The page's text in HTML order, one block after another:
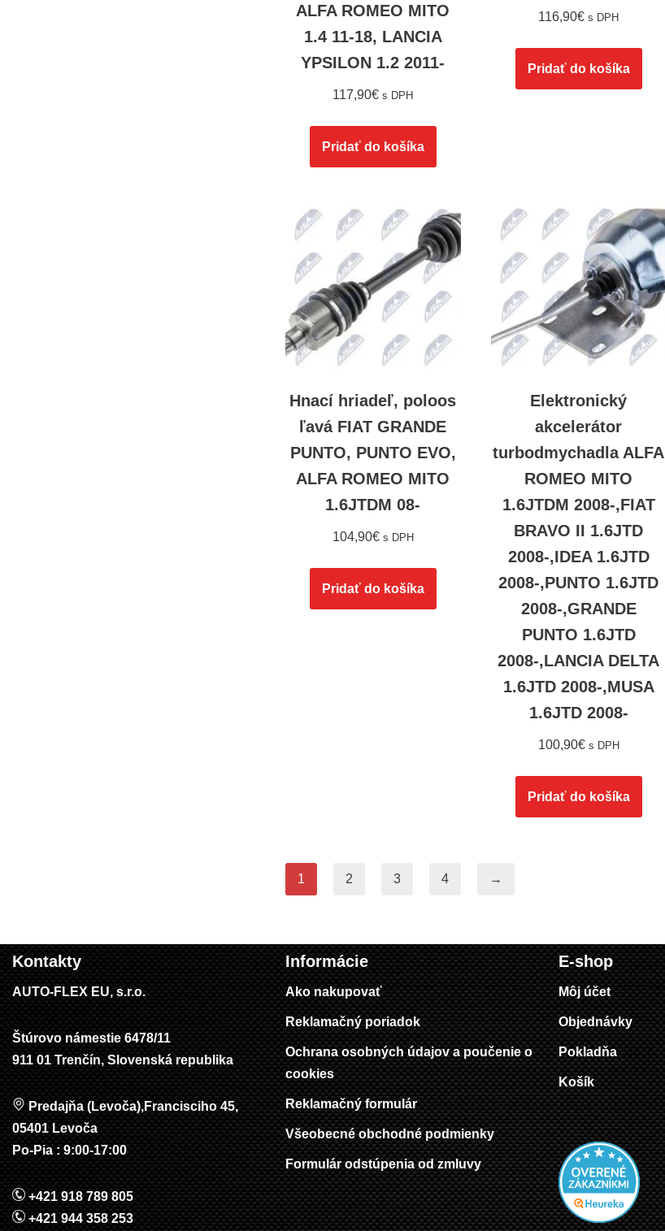
ALFA ROMEO MITO
1.4 11-18, LANCIA
YPSILON 1.2 2011-
117,90€ s DPH
Pridať do košíka
116,90€ s DPH
Pridať do košíka
Hnací hriadeľ, poloos
ľavá FIAT GRANDE
PUNTO, PUNTO EVO,
ALFA ROMEO MITO
1.6JTDM 08-
104,90€ s DPH
Pridať do košíka
Elektronický
akcelerátor
turbodmychadla ALFA
ROMEO MITO
1.6JTDM 2008-,FIAT
BRAVO II 1.6JTD
2008-,IDEA 1.6JTD
2008-,PUNTO 1.6JTD
2008-,GRANDE
PUNTO 1.6JTD
2008-,LANCIA DELTA
1.6JTD 2008-,MUSA
1.6JTD 2008-
100,90€ s DPH
Pridať do košíka
1 2 3 4 →
Kontakty
AUTO-FLEX EU, s.r.o.
Štúrovo námestie 6478/11
911 01 Trenčín, Slovenská republika
Predajňa (Levoča),Francisciho 45,
05401 Levoča
Po-Pia : 9:00-17:00
+421 918 789 805
+421 944 358 253
Informácie
Ako nakupovať
Reklamačný poriadok
Ochrana osobných údajov a poučenie o
cookies
Reklamačný formulár
Všeobecné obchodné podmienky
Formulár odstúpenia od zmluvy
E-shop
Môj účet
Objednávky
Pokladňa
Košík